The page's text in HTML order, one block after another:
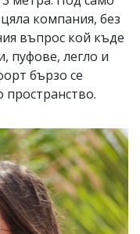
компания, без
въпрос кой къде
пуфове, легло и
бързо се